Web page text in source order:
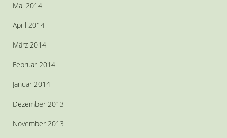
Mai 2014
April 2014
März 2014
Februar 2014
Januar 2014
Dezember 2013
November 2013